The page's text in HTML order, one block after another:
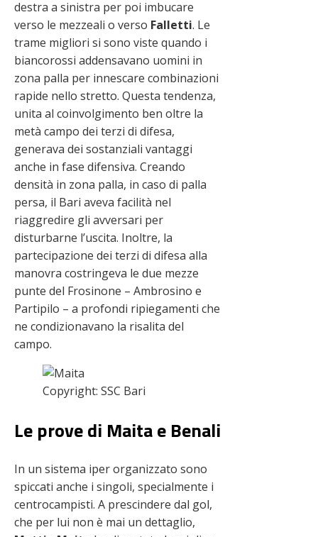
destra a sinistra per poi imbucare
verso le mezzeali o verso Falletti. Le
trame migliori si sono viste quando i
biancorossi addensavano uomini in
zona palla per innescare combinazioni
rapide nello stretto. Questa tendenza,
unita al coinvolgimento ben oltre la
metà campo dei terzi di difesa,
generava dei sostanziali vantaggi
anche in fase difensiva. Creando
densità in zona palla, in caso di palla
persa, il Bari aveva facilità nel
riaggredire gli avversari per
disturbarne l’uscita. Inoltre, la
partecipazione dei terzi di difesa alla
manovra costringeva le due mezze
punte del Frosinone – Ambrosino e
Partipilo – a profondi ripiegamenti che
ne condizionavano la risalita del
campo.
Copyright: SSC Bari
Le prove di Maita e Benali
In un sistema iper organizzato sono
spiccati anche i singoli, specialmente i
centrocampisti. A prescindere dal gol,
che per lui non è mai un dettaglio,